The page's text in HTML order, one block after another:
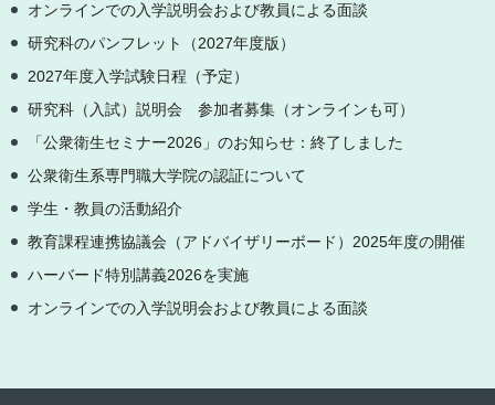
オンラインでの入学説明会および教員による面談
研究科のパンフレット（2027年度版）
2027年度入学試験日程（予定）
研究科（入試）説明会 参加者募集（オンラインも可）
「公衆衛生セミナー2026」のお知らせ：終了しました
公衆衛生系専門職大学院の認証について
学生・教員の活動紹介
教育課程連携協議会（アドバイザリーボード）2025年度の開催
ハーバード特別講義2026を実施
オンラインでの入学説明会および教員による面談